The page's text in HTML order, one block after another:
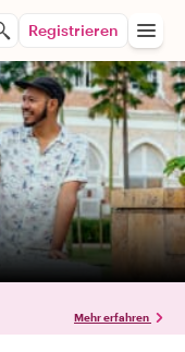
Registrieren
Mehr erfahren